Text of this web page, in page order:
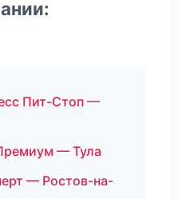
Пит-Стоп —
— Тула
— Ростов-на-